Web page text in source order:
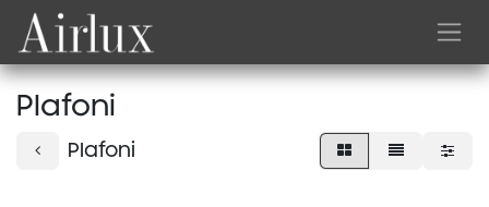
Skip to Content
Plafoni
Plafoni